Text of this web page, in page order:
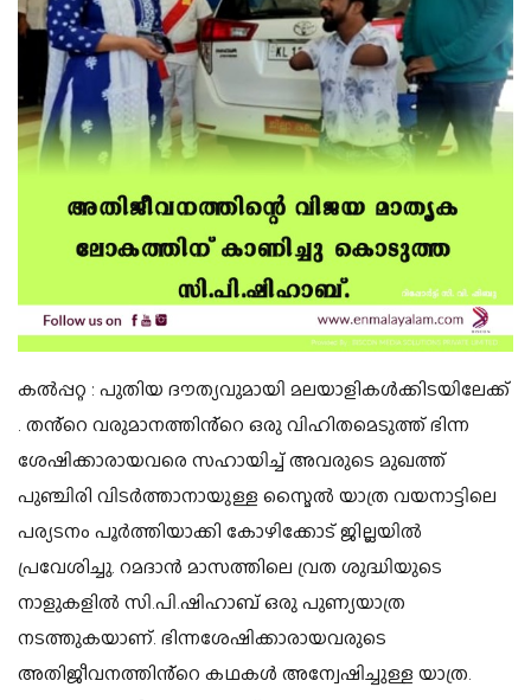
കൽപ്പറ്റ : പുതിയ ദൗത്യവുമായി മലയാളികൾക്കിടയിലേക്ക്
. തൻ്റെ വരുമാനത്തിൻ്റെ ഒരു വിഹിതമെടുത്ത് ഭിന്ന
ശേഷിക്കാരായവരെ സഹായിച്ച് അവരുടെ മുഖത്ത്
പുഞ്ചിരി വിടർത്താനായുള്ള സ്മൈൽ യാത്ര വയനാട്ടിലെ
പര്യടനം പൂർത്തിയാക്കി കോഴിക്കോട് ജില്ലയിൽ
പ്രവേശിച്ചു. റമദാൻ മാസത്തിലെ വ്രത ശുദ്ധിയുടെ
നാളുകളിൽ സി.പി.ഷിഹാബ് ഒരു പുണ്യയാത്ര
നടത്തുകയാണ്. ഭിന്നശേഷിക്കാരായവരുടെ
അതിജീവനത്തിൻ്റെ കഥകൾ അന്വേഷിച്ചുള്ള യാത്ര.